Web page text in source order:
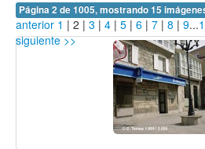
Página 2 de 1005, mostrando 15
anterior 1 | 2 | 3 | 4 | 5 | 6 | 7 | 8 | 9...
siguiente >>